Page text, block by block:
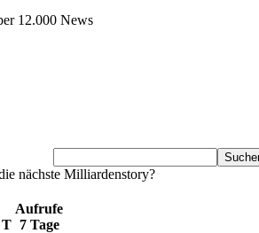
12.000 News
nächste Milliardenstory?
T
Aufrufe
7 Tage